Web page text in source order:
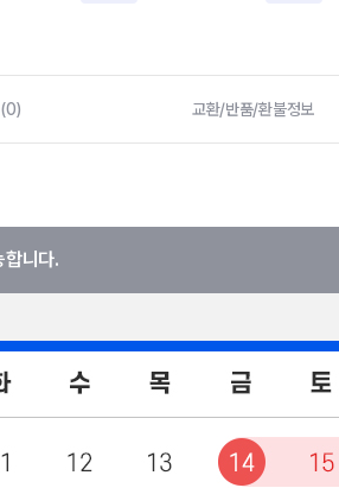
교환/반품/환불정보
합니다.